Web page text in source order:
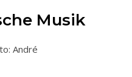
Musik